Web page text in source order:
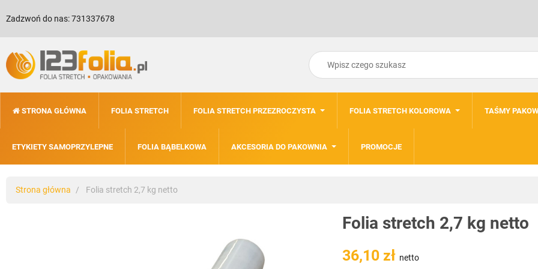
Zadzwoń do nas:731337678
STRONA GŁÓWNA FOLIA STRETCH FOLIA STRETCH PRZEZROCZYSTA FOLIA STRETCH KOLOROWA TAŚMY
ETYKIETY SAMOPRZYLEPNE FOLIA BĄBELKOWA AKCESORIA DO PAKOWNIA PROMOCJE
Strona główna Folia stretch 2,7 kg netto
Folia stretch 2,7 kg netto
36,10 zł netto